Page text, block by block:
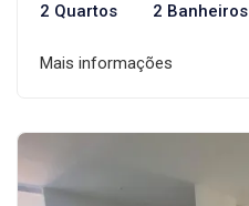
2 Quartos 2 Banheiros
Mais informações